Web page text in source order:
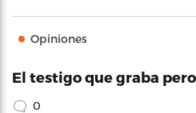
Opiniones
El testigo que graba
0